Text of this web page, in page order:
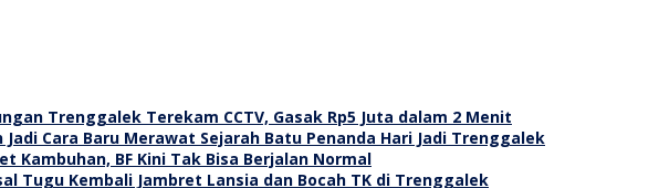
Trenggalek Terekam CCTV, Gasak Rp5 Juta dalam 2 Menit
Cara Baru Merawat Sejarah Batu Penanda Hari Jadi Trenggalek
Kambuhan, BF Kini Tak Bisa Berjalan Normal
Tugu Kembali Jambret Lansia dan Bocah TK di Trenggalek